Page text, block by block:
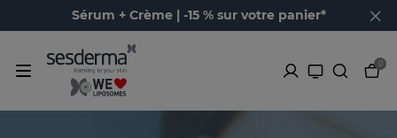
Sérum + Crème | -15 % sur votre panier*
0